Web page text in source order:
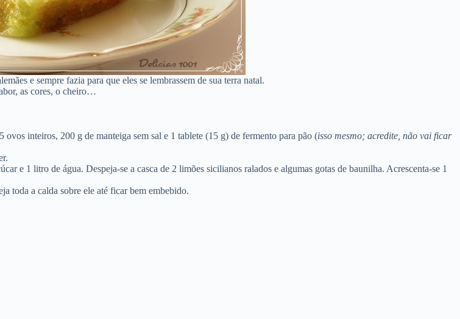
e sempre fazia para que eles se lembrassem de sua terra natal.
as cores, o cheiro…
inteiros, 200 g de manteiga sem sal e 1 tablete (15 g) de fermento para pão (isso mesmo; acredite, não vai ficar
e 1 litro de água. Despeja-se a casca de 2 limões sicilianos ralados e algumas gotas de baunilha. Acrescenta-se 1
toda a calda sobre ele até ficar bem embebido.